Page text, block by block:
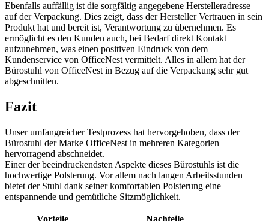
Ebenfalls auffällig ist die sorgfältig angegebene Herstelleradresse
auf der Verpackung. Dies zeigt, dass der Hersteller Vertrauen in sein
Produkt hat und bereit ist, Verantwortung zu übernehmen. Es
ermöglicht es den Kunden auch, bei Bedarf direkt Kontakt
aufzunehmen, was einen positiven Eindruck von dem
Kundenservice von OfficeNest vermittelt. Alles in allem hat der
Bürostuhl von OfficeNest in Bezug auf die Verpackung sehr gut
abgeschnitten.
Fazit
Unser umfangreicher Testprozess hat hervorgehoben, dass der
Bürostuhl der Marke OfficeNest in mehreren Kategorien
hervorragend abschneidet.
Einer der beeindruckendsten Aspekte dieses Bürostuhls ist die
hochwertige Polsterung. Vor allem nach langen Arbeitsstunden
bietet der Stuhl dank seiner komfortablen Polsterung eine
entspannende und gemütliche Sitzmöglichkeit.